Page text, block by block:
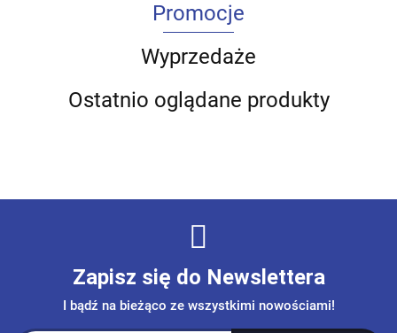
Promocje
Wyprzedaże
Ostatnio oglądane produkty
Zapisz się do Newslettera
I bądź na bieżąco ze wszystkimi nowościami!